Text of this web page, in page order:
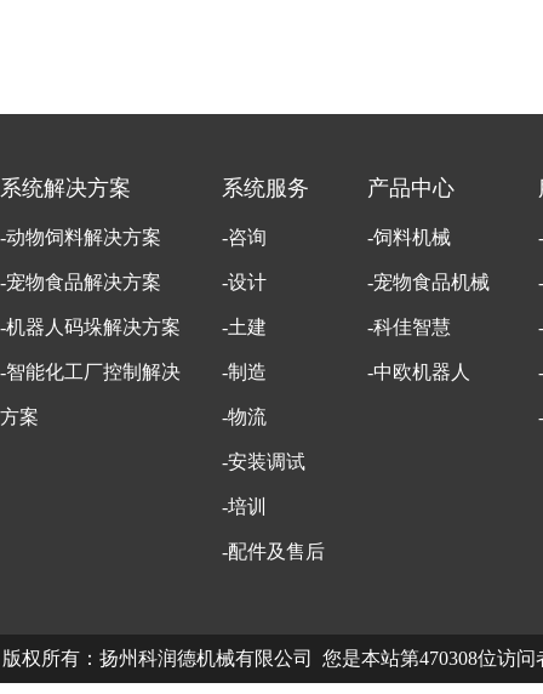
系统解决方案
-动物饲料解决方案
-宠物食品解决方案
-机器人码垛解决方案
-智能化工厂控制解决
方案
系统服务
-咨询
-设计
-土建
-制造
-物流
-安装调试
-培训
-配件及售后
产品中心
-饲料机械
-宠物食品机械
-科佳智慧
-中欧机器人
版权所有：扬州科润德机械有限公司 您是本站第470308位访